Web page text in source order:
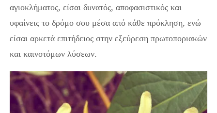
αγιοκλήματος, είσαι δυνατός, αποφασιστικός και
υφαίνεις το δρόμο σου μέσα από κάθε πρόκληση, ενώ
είσαι αρκετά επιτήδειος στην εξεύρεση πρωτοποριακών
και καινοτόμων λύσεων.